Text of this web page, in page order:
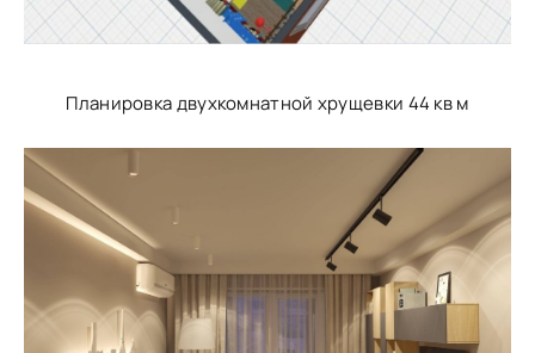
Планировка двухкомнатной хрущевки 44 кв м